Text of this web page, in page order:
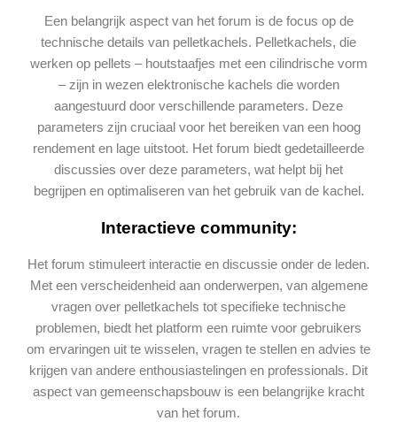
Een belangrijk aspect van het forum is de focus op de
technische details van pelletkachels. Pelletkachels, die
werken op pellets – houtstaafjes met een cilindrische vorm
– zijn in wezen elektronische kachels die worden
aangestuurd door verschillende parameters. Deze
parameters zijn cruciaal voor het bereiken van een hoog
rendement en lage uitstoot. Het forum biedt gedetailleerde
discussies over deze parameters, wat helpt bij het
begrijpen en optimaliseren van het gebruik van de kachel.
Interactieve community:
Het forum stimuleert interactie en discussie onder de leden.
Met een verscheidenheid aan onderwerpen, van algemene
vragen over pelletkachels tot specifieke technische
problemen, biedt het platform een ruimte voor gebruikers
om ervaringen uit te wisselen, vragen te stellen en advies te
krijgen van andere enthousiastelingen en professionals. Dit
aspect van gemeenschapsbouw is een belangrijke kracht
van het forum.